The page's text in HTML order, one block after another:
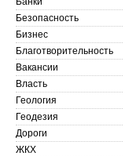
Безопасность
Бизнес
Благотворительность
Вакансии
Власть
Геология
Геодезия
Дороги
ЖКХ